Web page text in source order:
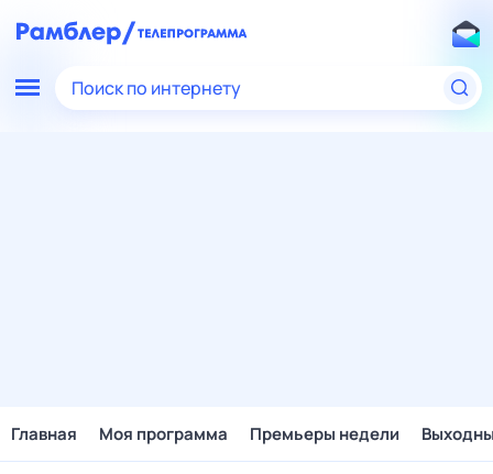
Поиск по интернету
Главная Моя программа Премьеры недели